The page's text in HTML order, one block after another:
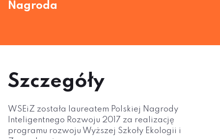
Nagroda
Szczegóły
WSEiZ została laureatem Polskiej Nagrody
Inteligentnego Rozwoju 2017 za realizację
programu rozwoju Wyższej Szkoły Ekologii i